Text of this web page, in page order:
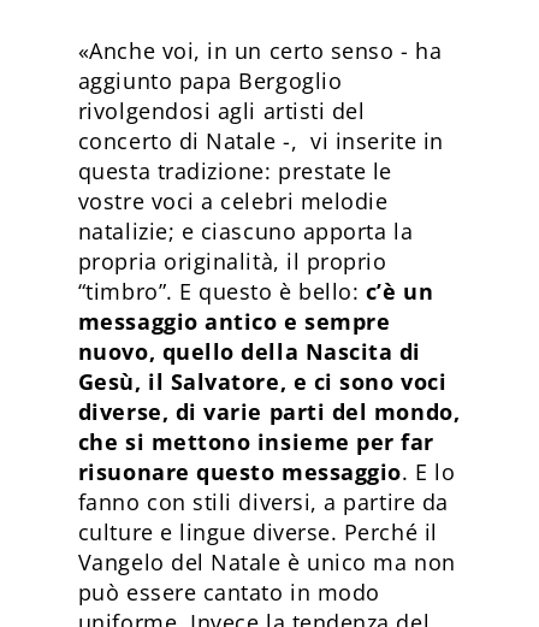
«Anche voi, in un certo senso - ha
aggiunto papa Bergoglio
rivolgendosi agli artisti del
concerto di Natale -, vi inserite in
questa tradizione: prestate le
vostre voci a celebri melodie
natalizie; e ciascuno apporta la
propria originalità, il proprio
“timbro”. E questo è bello: c’è un
messaggio antico e sempre
nuovo, quello della Nascita di
Gesù, il Salvatore, e ci sono voci
diverse, di varie parti del mondo,
che si mettono insieme per far
risuonare questo messaggio. E lo
fanno con stili diversi, a partire da
culture e lingue diverse. Perché il
Vangelo del Natale è unico ma non
può essere cantato in modo